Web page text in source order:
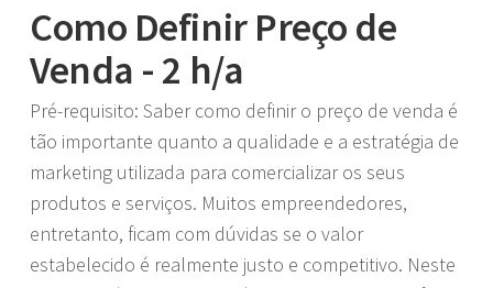
Como Definir Preço de
Venda - 2 h/a
Pré-requisito: Saber como definir o preço de venda é
tão importante quanto a qualidade e a estratégia de
marketing utilizada para comercializar os seus
produtos e serviços. Muitos empreendedores,
entretanto, ficam com dúvidas se o valor
estabelecido é realmente justo e competitivo. Neste